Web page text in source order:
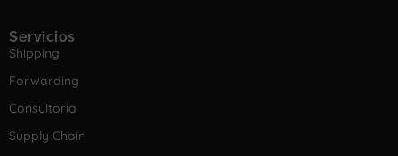
Servicios
Shipping
Forwarding
Consultoría
Supply Chain